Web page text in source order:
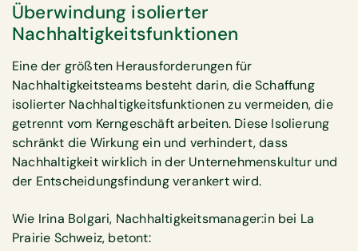
Überwindung isolierter
Nachhaltigkeitsfunktionen
Eine der größten Herausforderungen für
Nachhaltigkeitsteams besteht darin, die Schaffung
isolierter Nachhaltigkeitsfunktionen zu vermeiden, die
getrennt vom Kerngeschäft arbeiten. Diese Isolierung
schränkt die Wirkung ein und verhindert, dass
Nachhaltigkeit wirklich in der Unternehmenskultur und
der Entscheidungsfindung verankert wird.
Wie Irina Bolgari, Nachhaltigkeitsmanager:in bei La
Prairie Schweiz, betont: